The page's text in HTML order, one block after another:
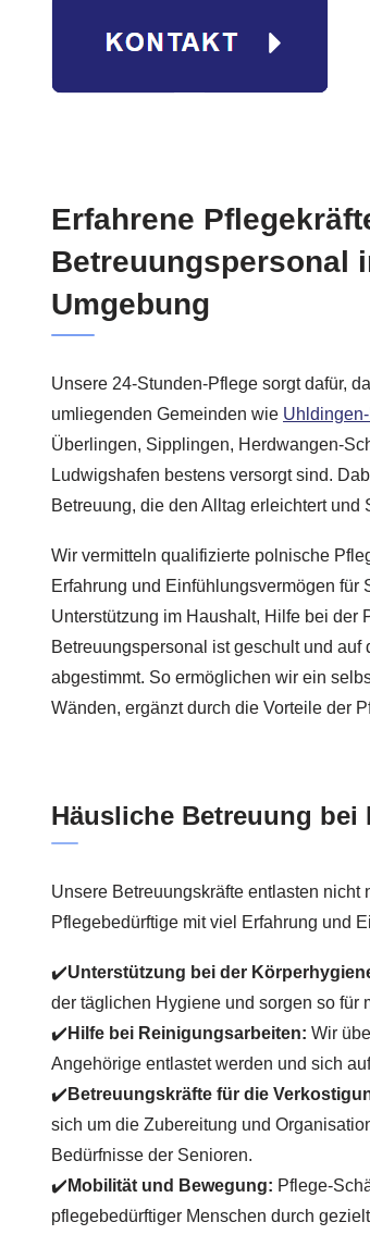
Erfahrene
Betreuungspersonal
Umgebung
Unsere 24-Stunden-Pflege sorgt dafür,
umliegenden Gemeinden wie
Überlingen, Sipplingen, Herdwangen-
Ludwigshafen bestens versorgt sind.
Betreuung, die den Alltag erleichtert und
Wir vermitteln qualifizierte polnische
Erfahrung und Einfühlungsvermögen
Unterstützung im Haushalt, Hilfe bei der
Betreuungspersonal ist geschult und
abgestimmt. So ermöglichen wir ein
Wänden, ergänzt durch die Vorteile der
Häusliche Betreuung bei
Unsere Betreuungskräfte entlasten
Pflegebedürftige mit viel Erfahrung und
✔️Unterstützung bei der
der täglichen Hygiene und sorgen so für
✔️ Hilfe bei Reinigungsarbeiten: Wir
Angehörige entlastet werden und sich
✔️ Betreuungskräfte für die
sich um die Zubereitung und
Bedürfnisse der Senioren.
✔️ Mobilität und Bewegung: Pflege-
pflegebedürftiger Menschen durch